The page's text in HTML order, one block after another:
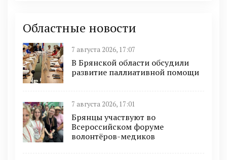
Областные новости
7 августа 2026, 17:07
В Брянской области обсудили
развитие паллиативной помощи
7 августа 2026, 17:01
Брянцы участвуют во
Всероссийском форуме
волонтёров-медиков